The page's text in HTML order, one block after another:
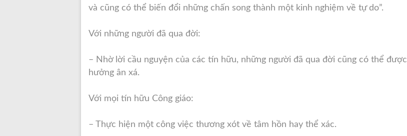
và cũng có thể biến đổi những chấn song thành một kinh nghiệm về tự do”.
Với những người đã qua đời:
– Nhờ lời cầu nguyện của các tín hữu, những người đã qua đời cũng có thể được
hưởng ân xá.
Với mọi tín hữu Công giáo:
– Thực hiện một công việc thương xót về tâm hồn hay thể xác.